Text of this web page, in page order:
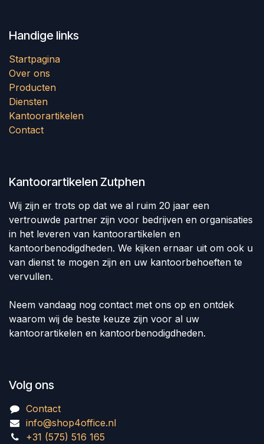
Handige links
Startpagina
Over ons
Producten
Diensten
Kantoorartikelen
Contact
Kantoorartikelen Zutphen
Wij zijn er trots op dat we al ruim 20 jaar een
vertrouwde partner zijn voor bedrijven en organisaties
in het leveren van kantoorartikelen en
kantoorbenodigdheden. We kijken ernaar uit om ook u
van dienst te mogen zijn en uw kantoorbehoeften te
vervullen.
Neem vandaag nog contact met ons op en ontdek
waarom wij de beste keuze zijn voor al uw
kantoorartikelen en kantoorbenodigdheden.
Volg ons
Contact
info@shop4office.nl
+31 (575) 516 165